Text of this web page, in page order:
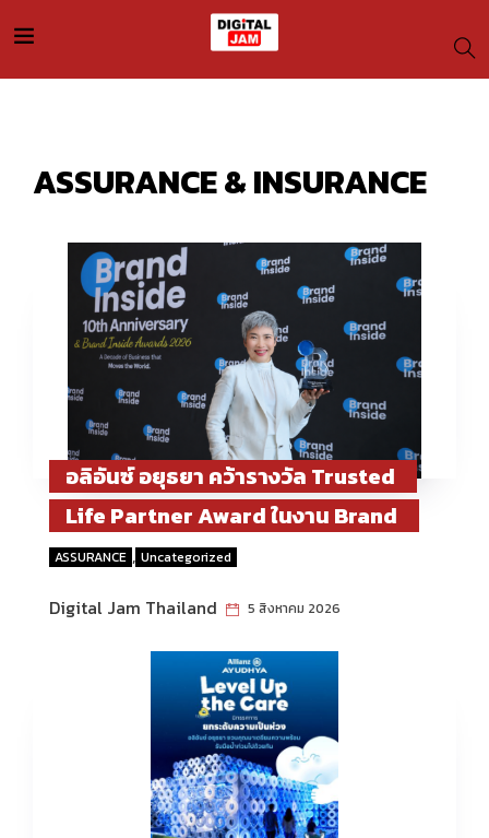
ASSURANCE & INSURANCE
อลิอันซ์ อยุธยา คว้ารางวัล Trusted
Life Partner Award ในงาน Brand
Inside Awards 2026 ตอกย้ำความมุ่ง
มั่นในการเคียงข้างลูกค้าในทุกช่วงของ
ASSURANCE , Uncategorized
Digital Jam Thailand 5 สิงหาคม 2026